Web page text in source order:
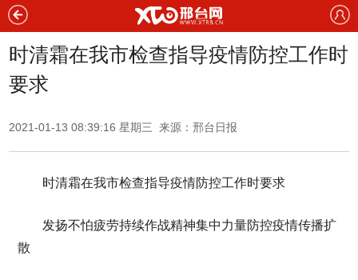
时清霜在我市检查指导疫情防控工作时
要求
2021-01-13 08:39:16 星期三 来源：邢台日报
时清霜在我市检查指导疫情防控工作时要求
发扬不怕疲劳持续作战精神集中力量防控疫情传播扩
散